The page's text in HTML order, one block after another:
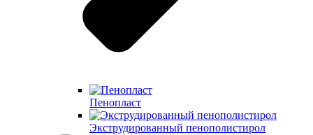
Пенопласт
Экструдированный пенополистирол